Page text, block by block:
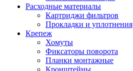
Расходные материалы
Картриджи фильтров
Прокладки и уплотнения
Крепеж
Хомуты
Фиксаторы поворота
Планки монтажные
Кронштейны